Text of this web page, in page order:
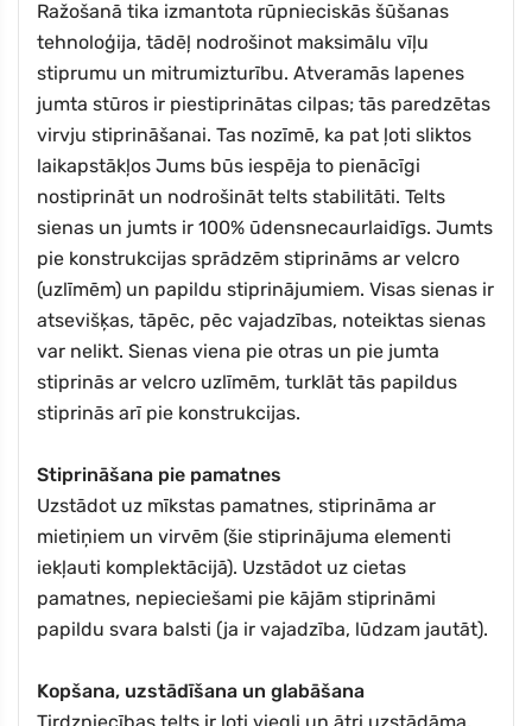
Ražošanā tika izmantota rūpnieciskās šūšanas
tehnoloģija, tādēļ nodrošinot maksimālu vīļu
stiprumu un mitrumizturību. Atveramās lapenes
jumta stūros ir piestiprinātas cilpas; tās paredzētas
virvju stiprināšanai. Tas nozīmē, ka pat ļoti sliktos
laikapstākļos Jums būs iespēja to pienācīgi
nostiprināt un nodrošināt telts stabilitāti. Telts
sienas un jumts ir 100% ūdensnecaurlaidīgs. Jumts
pie konstrukcijas sprādzēm stiprināms ar velcro
(uzlīmēm) un papildu stiprinājumiem. Visas sienas ir
atsevišķas, tāpēc, pēc vajadzības, noteiktas sienas
var nelikt. Sienas viena pie otras un pie jumta
stiprinās ar velcro uzlīmēm, turklāt tās papildus
stiprinās arī pie konstrukcijas.
Stiprināšana pie pamatnes
Uzstādot uz mīkstas pamatnes, stiprināma ar
mietiņiem un virvēm (šie stiprinājuma elementi
iekļauti komplektācijā). Uzstādot uz cietas
pamatnes, nepieciešami pie kājām stiprināmi
papildu svara balsti (ja ir vajadzība, lūdzam jautāt).
Kopšana, uzstādīšana un glabāšana